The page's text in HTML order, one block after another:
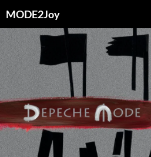
do
treści
MODE2Joy